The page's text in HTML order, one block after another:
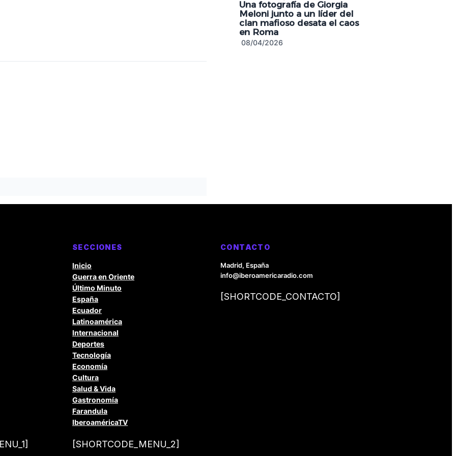
Una fotografía de Giorgia
Meloni junto a un líder del
clan mafioso desata el caos
en Roma
08/04/2026
SECCIONES
Inicio
Guerra en Oriente
Último Minuto
España
Ecuador
Latinoamérica
Internacional
Deportes
Tecnología
Economía
Cultura
Salud & Vida
Gastronomía
Farandula
IberoaméricaTV
[SHORTCODE_MENU_2]
CONTACTO
Madrid, España
info@iberoamericaradio.com
[SHORTCODE_CONTACTO]